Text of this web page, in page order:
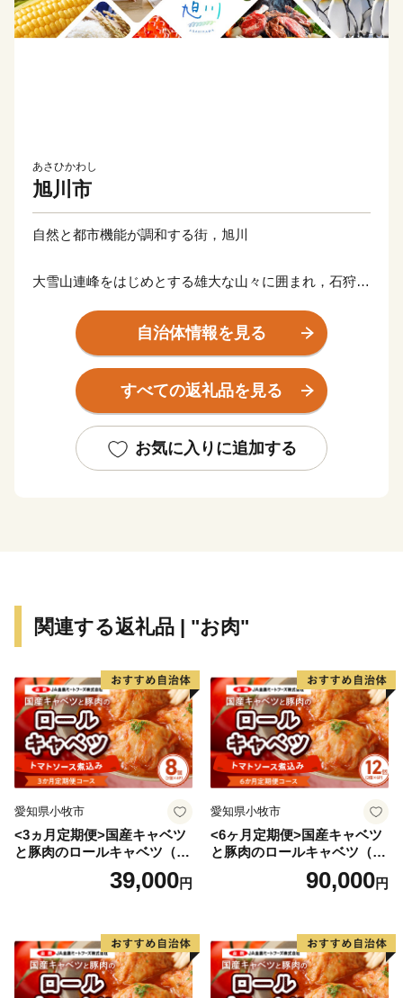
あさひかわし
旭川市
自然と都市機能が調和する街，旭川
大雪山連峰をはじめとする雄大な山々に囲まれ，石狩川
恵まれた美しいまち「旭川」。
命の輝きを伝える旭山動物園。肥沃な大地から生み出さ
れる良質な米，「北の灘」とも呼ばれる洗練された酒造
産業が発展する北・北海道の拠点都市です。
皆様からいただきました寄附金の一部につきましては、
す。
いただいたご寄附が、指定するまちづくりに必要な金額
を超える場合は、その超えた部分を同じ分野の別の取組
に活用させていただきます。
自治体情報を見る
すべての返礼品を見る
お気に入りに追加する
関連する返礼品 | "お肉"
愛知県小牧市
<3ヵ月定期便>国産キャベツ
と豚肉のロールキャベツ（4P
39,000円
愛知県小牧市
<6ヶ月定期便>国産キャベツ
と豚肉のロールキャベツ（6P
90,000円